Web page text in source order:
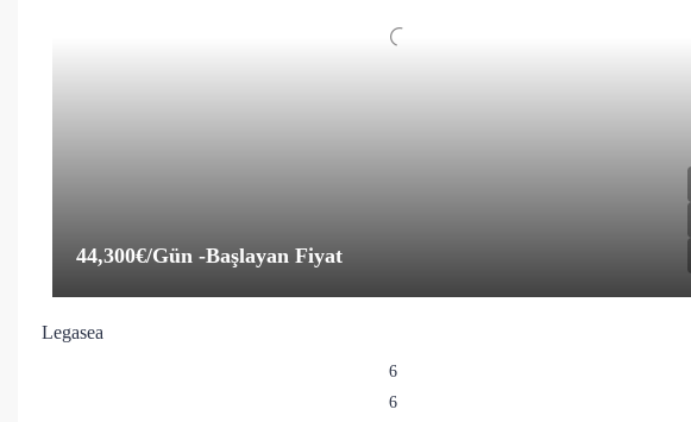
44,300€/Gün -Başlayan Fiyat
Legasea
6
6